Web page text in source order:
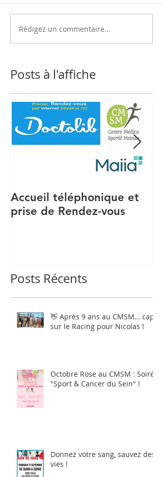
Rédigez un commentaire...
Posts à l'affiche
Accueil téléphonique et
prise de Rendez-vous
Posts Récents
👋 Après 9 ans au CMSM… cap
sur le Racing pour Nicolas !
Octobre Rose au CMSM : Soirée
"Sport & Cancer du Sein" !
Donnez votre sang, sauvez des
vies !